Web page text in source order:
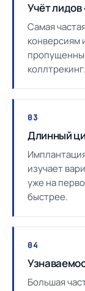
Учёт
Самая
конверсиям
03
Длинный
изучает
уже на
быстрее.
04
Большая